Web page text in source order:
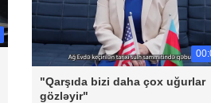
"Qarşıda bizi daha çox uğurlar
gözləyir"